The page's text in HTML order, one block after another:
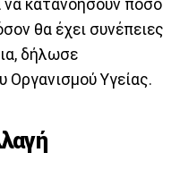
να κατανοήσουν πόσο
θα έχει συνέπειες
δήλωσε
Υγείας.